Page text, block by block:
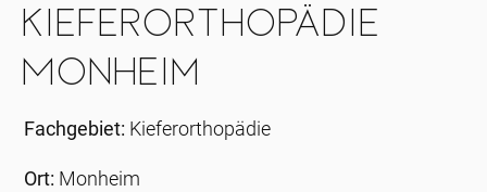
Kieferorthopädie
Monheim
Fachgebiet: Kieferorthopädie
Ort: Monheim